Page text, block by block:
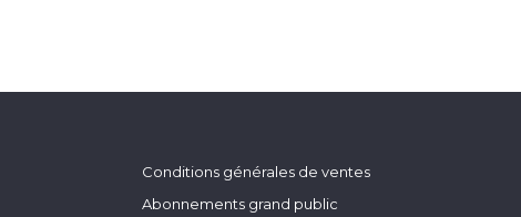
Conditions générales de ventes
Abonnements grand public